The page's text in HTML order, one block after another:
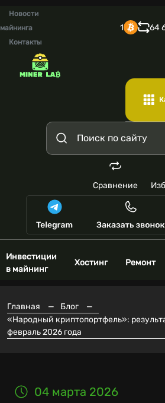
Новости
майнинга
Контакты
1 64
Сравнение
Инвестиции
в майнинг
Хостинг Ремонт
Главная — Блог
—
«Народный криптопортфель»:
февраль 2026 года
04 марта 2026